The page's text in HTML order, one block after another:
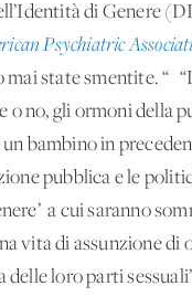
di Genere
Psychiatric
state smentite. “
o no, gli ormoni
bambino in
pubblica e le
a cui saranno
vita di assunzione
loro parti